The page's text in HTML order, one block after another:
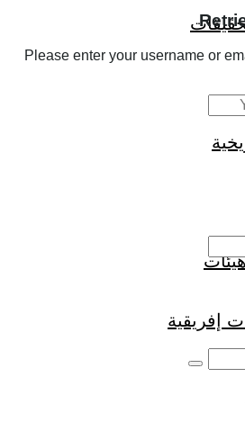
إفريقية
Please enter your username or